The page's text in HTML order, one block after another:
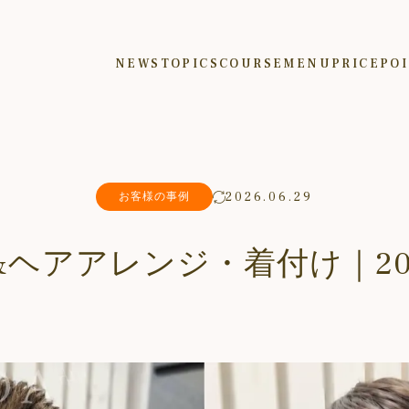
NEWS TOPICS COURSE MENU PRICE
お客様の事例 2026.06.29
アアレンジ・着付け｜